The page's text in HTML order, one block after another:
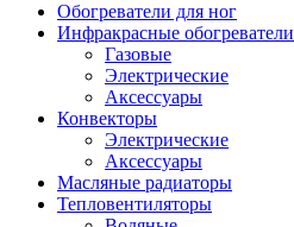
Обогреватели для ног
Инфракрасные обогреватели
Газовые
Электрические
Аксессуары
Конвекторы
Электрические
Аксессуары
Масляные радиаторы
Тепловентиляторы